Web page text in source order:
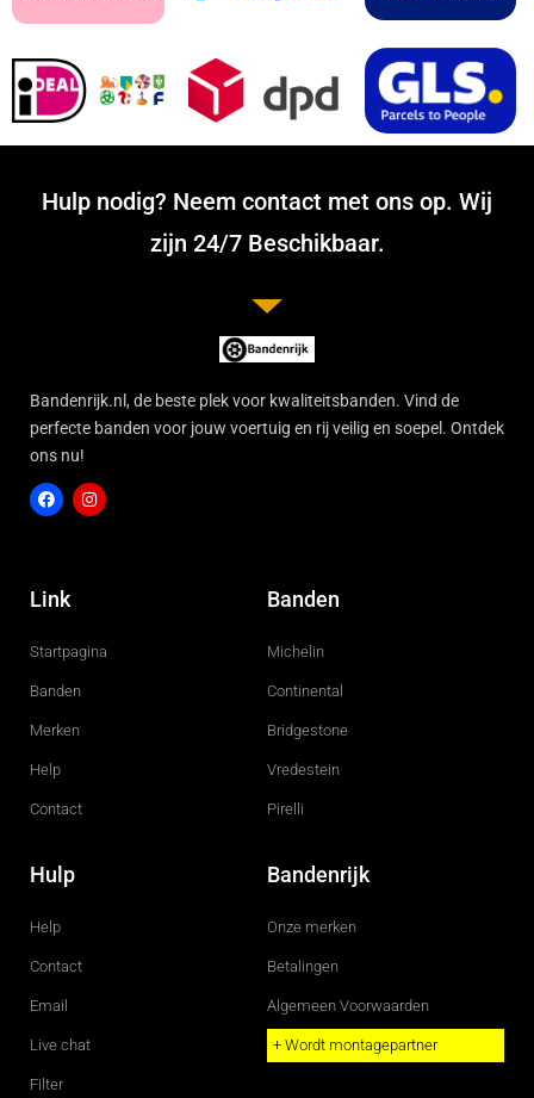
Hulp nodig? Neem contact met ons op. Wij
zijn 24/7 Beschikbaar.
Bandenrijk.nl, de beste plek voor kwaliteitsbanden. Vind de
perfecte banden voor jouw voertuig en rij veilig en soepel. Ontdek
ons nu!
c
e
o
g
r
Link
Startpagina
Banden
Merken
Help
Contact
Banden
Michelin
Continental
Bridgestone
Vredestein
Pirelli
Hulp
Help
Contact
Email
Live chat
Filter
Bandenrijk
Onze merken
Betalingen
Algemeen Voorwaarden
+ Wordt montagepartner